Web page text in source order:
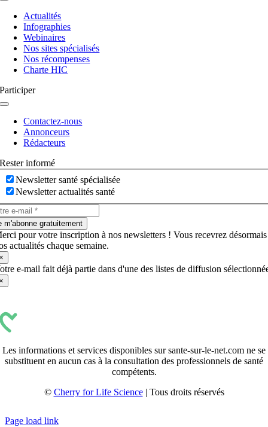
Navigation
basculeActualités
Infographies
Webinaires
Nos sites spécialisés
Nos récompenses
Charte HIC
Participer
Navigation
basculeContactez-nous
Annonceurs
Rédacteurs
Rester informé
Newsletter santé spécialisée
Newsletter actualités santé
m'abonne gratuitement
pour votre inscription à nos newsletters ! Vous recevrez désormais
actualités chaque semaine.
e-mail fait déjà partie dans d'une des listes de diffusion
Les informations et services disponibles sur sante-sur-le-net.com ne se
substituent en aucun cas à la consultation des professionnels de santé
compétents.
© Cherry for Life Science| Tous droits réservés
Page load link